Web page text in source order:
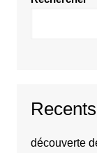
Recents
découverte